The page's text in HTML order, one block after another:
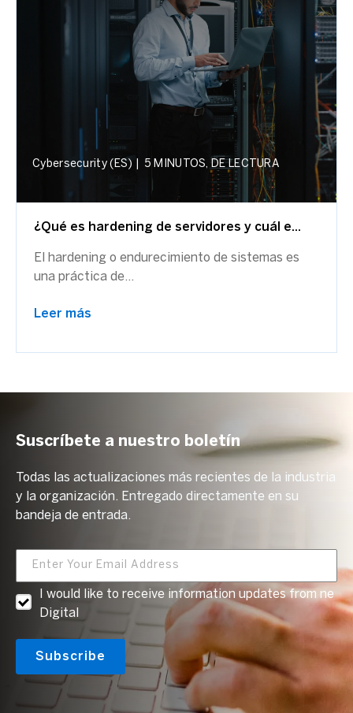
Cybersecurity (ES) 5 MINUTOS, DE LECTURA
¿Qué es hardening de servidores y cuál e...
El hardening o endurecimiento de sistemas es
una práctica de...
Leer más
Suscríbete a nuestro boletín
Todas las actualizaciones más recientes de la industria
y la organización. Entregado directamente en su
bandeja de entrada.
I would like to receive information updates from ne
Digital